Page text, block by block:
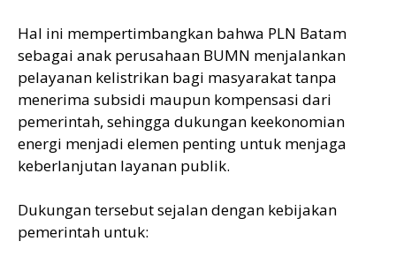
Hal ini mempertimbangkan bahwa PLN Batam
sebagai anak perusahaan BUMN menjalankan
pelayanan kelistrikan bagi masyarakat tanpa
menerima subsidi maupun kompensasi dari
pemerintah, sehingga dukungan keekonomian
energi menjadi elemen penting untuk menjaga
keberlanjutan layanan publik.
Dukungan tersebut sejalan dengan kebijakan
pemerintah untuk: